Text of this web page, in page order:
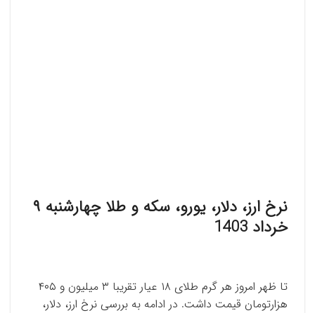
نرخ ارز، دلار، یورو، سکه و طلا چهارشنبه ۹
خرداد 1403
تا ظهر امروز هر گرم طلای ۱۸ عیار تقریبا ۳ میلیون و ۴۰۵
هزارتومان قیمت داشت. در ادامه به بررسی نرخ ارز، دلار،